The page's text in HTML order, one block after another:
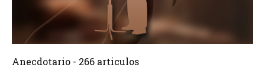
Crear 266 Articulos
Anecdotario - 266 articulos